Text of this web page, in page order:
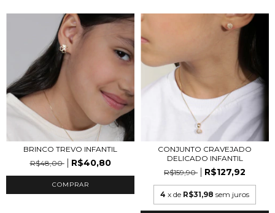
BRINCO TREVO INFANTIL
R$48,00
R$40,80
COMPRAR
CONJUNTO CRAVEJADO
DELICADO INFANTIL
R$159,90
R$127,92
4 x de R$31,98 sem juros